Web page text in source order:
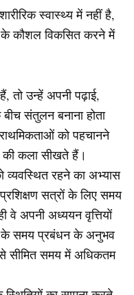
स्वास्थ्य में नहीं है,
के कौशल विकसित करने में
तो उन्हें अपनी पढ़ाई,
संतुलन बनाना होता
को पहचानने
कला सीखते हैं।
व्यवस्थित रहने का अभ्यास
सत्रों के लिए समय
वे अपनी अध्ययन वृत्तियों
के समय प्रबंधन के अनुभव
सीमित समय में अधिकतम